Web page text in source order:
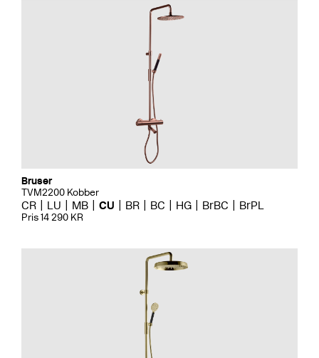
Bruser
TVM2200 Kobber
CR LU MB CU BR BC HG BrBC BrPL
Pris 14 290 KR